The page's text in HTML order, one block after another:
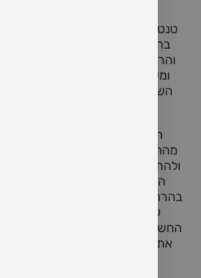
טנטרה היא מסורת רוחנית
בהודו, והמתמקדת באיחוד
והרוח. המילה "טנטרה" נובעת
ומשמעותה היא "אריגה" או
השאיפה הטנטרית לשלב את כל
הטנטרה מתייחסת למיניות
מהחוויה האנושית, ורואה בה שער
ולהתעוררות רוחנית. עם זאת,
הטנטרה אינה עוסקת רק
בהרחבת המודעות, הגברת
עצמנו ועם העולם סביבנו.
החשיבות של כוונה מודעת בכל
את החוויה האנושית על ידי חיבור